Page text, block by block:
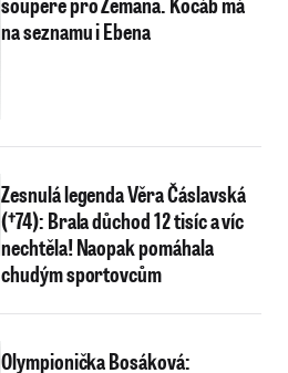
na seznamu i Ebena
Zesnulá legenda Věra Čáslavská
(†74): Brala důchod 12 tisíc a víc
nechtěla! Naopak pomáhala
chudým sportovcům
Olympionička Bosáková: